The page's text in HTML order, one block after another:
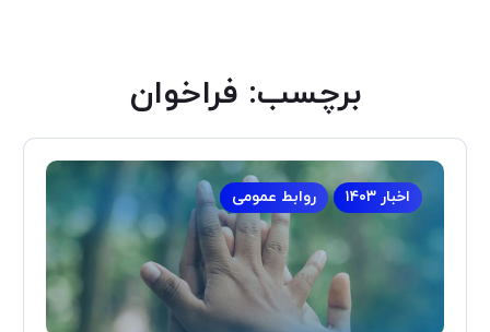
برچسب: فراخوان
اخبار ۱۴۰۳ روابط عمومی